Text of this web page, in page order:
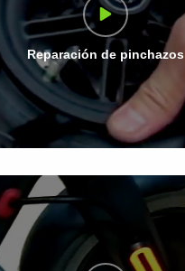
Reparación de pinchazos